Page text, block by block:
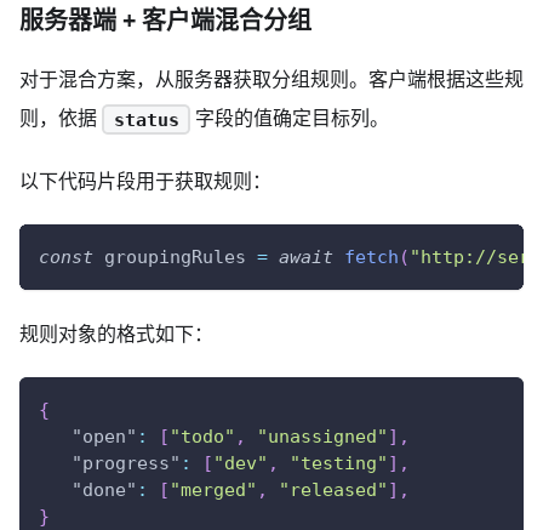
服务器端 + 客户端混合分组
对于混合方案，从服务器获取分组规则。客户端根据这些规
则，依据
status 字段的值确定目标列。
以下代码片段用于获取规则：
const groupingRules = await fetch ( "http://
规则对象的格式如下：
{
"open" : [ "todo" , "unassigned" ] ,
"progress" : [ "dev" , "testing" ] ,
"done" : [ "merged" , "released" ] ,
}